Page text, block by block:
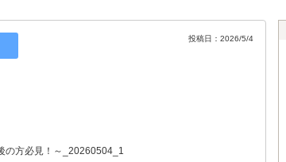
投稿日：2026/5/4